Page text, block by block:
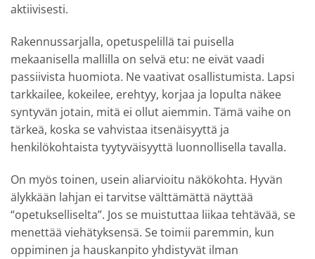
aktiivisesti.
Rakennussarjalla, opetuspelillä tai puisella
mekaanisella mallilla on selvä etu: ne eivät vaadi
passiivista huomiota. Ne vaativat osallistumista. Lapsi
tarkkailee, kokeilee, erehtyy, korjaa ja lopulta näkee
syntyvän jotain, mitä ei ollut aiemmin. Tämä vaihe on
tärkeä, koska se vahvistaa itsenäisyyttä ja
henkilökohtaista tyytyväisyyttä luonnollisella tavalla.
On myös toinen, usein aliarvioitu näkökohta. Hyvän
älykkään lahjan ei tarvitse välttämättä näyttää
“opetukselliselta”. Jos se muistuttaa liikaa tehtävää, se
menettää viehätyksensä. Se toimii paremmin, kun
oppiminen ja hauskanpito yhdistyvät ilman